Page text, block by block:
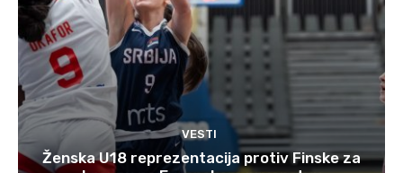
VESTI
Ženska U18 reprezentacija protiv Finske za